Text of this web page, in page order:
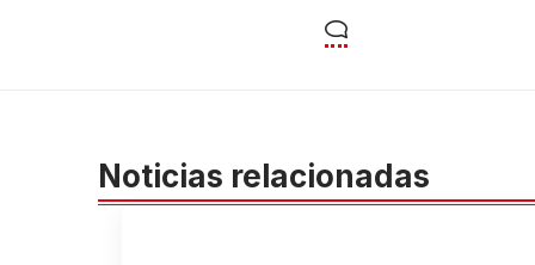
Noticias relacionadas